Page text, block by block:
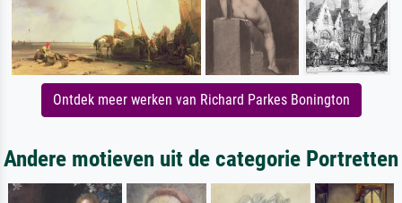
Ontdek meer werken van Richard Parkes Bonington
Andere motieven uit de categorie Portretten